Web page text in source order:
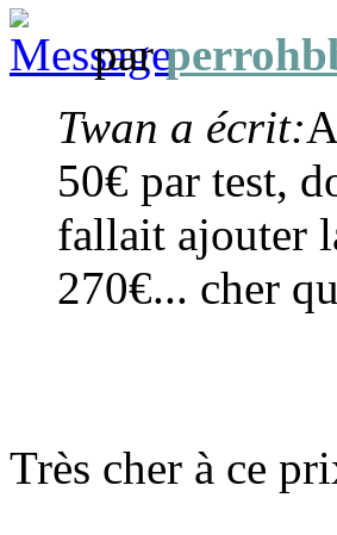
par
Twan a écrit:
50€ par test,
fallait ajouter
270€... cher
Très cher à ce